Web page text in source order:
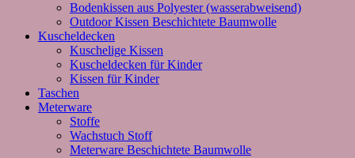
Bodenkissen aus Polyester (wasserabweisend)
Outdoor Kissen Beschichtete Baumwolle
Kuscheldecken
Kuschelige Kissen
Kuscheldecken für Kinder
Kissen für Kinder
Taschen
Meterware
Stoffe
Wachstuch Stoff
Meterware Beschichtete Baumwolle